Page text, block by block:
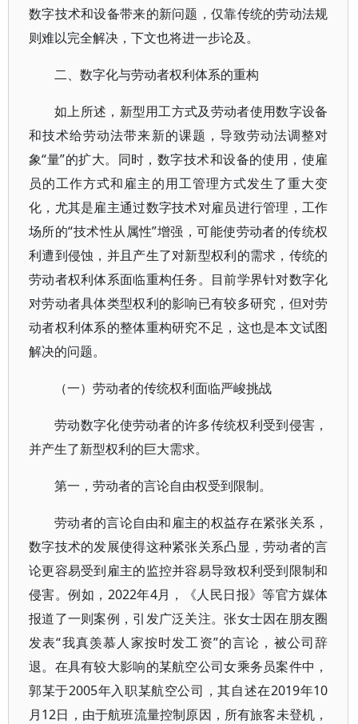
数字技术和设备带来的新问题，仅靠传统的劳动法规
则难以完全解决，下文也将进一步论及。
二、数字化与劳动者权利体系的重构
如上所述，新型用工方式及劳动者使用数字设备
和技术给劳动法带来新的课题，导致劳动法调整对
象“量”的扩大。同时，数字技术和设备的使用，使雇
员的工作方式和雇主的用工管理方式发生了重大变
化，尤其是雇主通过数字技术对雇员进行管理，工作
场所的“技术性从属性”增强，可能使劳动者的传统权
利遭到侵蚀，并且产生了对新型权利的需求，传统的
劳动者权利体系面临重构任务。目前学界针对数字化
对劳动者具体类型权利的影响已有较多研究，但对劳
动者权利体系的整体重构研究不足，这也是本文试图
解决的问题。
（一）劳动者的传统权利面临严峻挑战
劳动数字化使劳动者的许多传统权利受到侵害，
并产生了新型权利的巨大需求。
第一，劳动者的言论自由权受到限制。
劳动者的言论自由和雇主的权益存在紧张关系，
数字技术的发展使得这种紧张关系凸显，劳动者的言
论更容易受到雇主的监控并容易导致权利受到限制和
侵害。例如，2022年4月，《人民日报》等官方媒体
报道了一则案例，引发广泛关注。张女士因在朋友圈
发表“我真羡慕人家按时发工资”的言论，被公司辞
退。在具有较大影响的某航空公司女乘务员案件中，
郭某于2005年入职某航空公司，其自述在2019年10
月12日，由于航班流量控制原因，所有旅客未登机，